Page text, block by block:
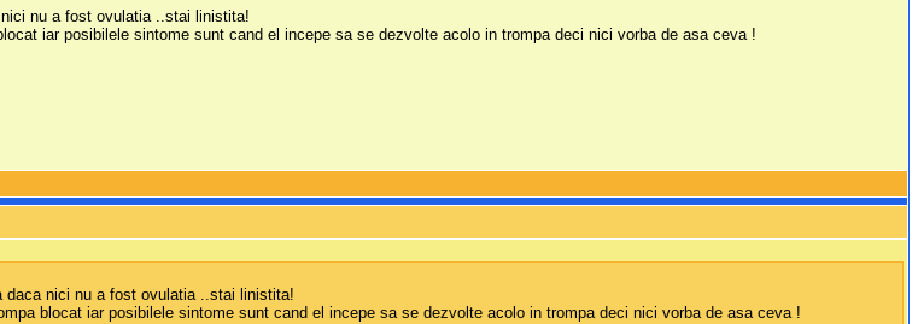
nu a fost ovulatia ..stai linistita!
iar posibilele sintome sunt cand el incepe sa se dezvolte acolo in trompa deci nici vorba de asa ceva !
daca nici nu a fost ovulatia ..stai linistita!
blocat iar posibilele sintome sunt cand el incepe sa se dezvolte acolo in trompa deci nici vorba de asa ceva !